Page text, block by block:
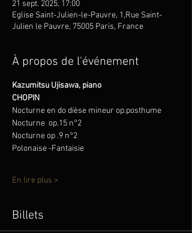
21 sept. 2025, 17:00
Eglise Saint-Julien-le-Pauvre, 1,Rue Saint-
Julien le Pauvre, 75005 Paris, France
À propos de l'événement
Kazumitsu Ujisawa, piano
CHOPIN
Nocturne en do dièse mineur op.posthume
Nocturne  op.15 n°2
Nocturne op .9 n°2
Polonaise -Fantaisie
En lire plus >
Billets